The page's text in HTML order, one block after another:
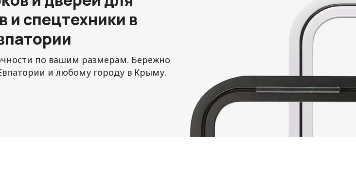
и спецтехники в
по вашим размерам. Бережно
и любому городу в Крыму.